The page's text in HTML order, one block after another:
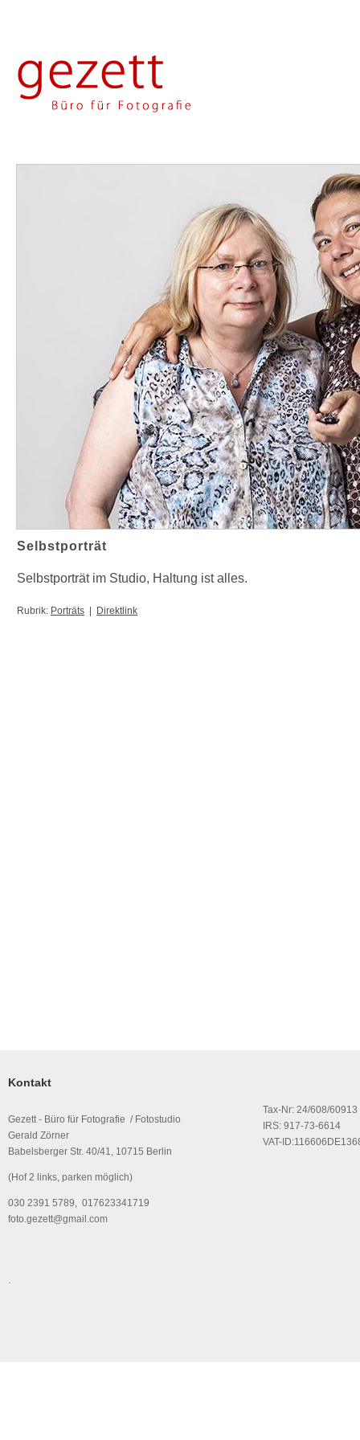
Selbstporträt
Selbstporträt im Studio, Haltung ist alles.
Rubrik: Porträts Direktlink
Kontakt
Gezett - Büro für Fotografie / Fotostudio
Gerald Zörner
Babelsberger Str. 40/41, 10715 Berlin
(Hof 2 links, parken möglich)
030 2391 5789, 017623341719
foto.gezett@gmail.com
Tax-Nr: 24/608/60913
IRS: 917-73-6614
VAT-
.